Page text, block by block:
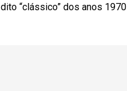
“clássico” dos anos 1970